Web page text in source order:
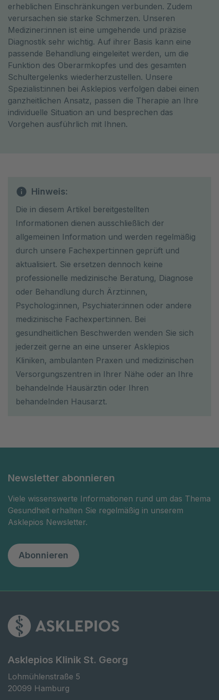
erheblichen Einschränkungen verbunden. Zudem
verursachen sie starke Schmerzen. Unseren
Mediziner:innen ist eine umgehende und präzise
Diagnostik sehr wichtig. Auf ihrer Basis kann eine
passende Behandlung eingeleitet werden, um die
Funktion des Oberarmkopfes und des gesamten
Schultergelenks wiederherzustellen. Unsere
Spezialist:innen bei Asklepios verfolgen dabei einen
ganzheitlichen Ansatz, passen die Therapie an Ihre
individuelle Situation an und besprechen das
Vorgehen ausführlich mit Ihnen.
Hinweis:
Die in diesem Artikel bereitgestellten
Informationen dienen ausschließlich der
allgemeinen Information und werden regelmäßig
durch unsere Fachexpert:innen geprüft und
aktualisiert. Sie ersetzen dennoch keine
professionelle medizinische Beratung, Diagnose
oder Behandlung durch Ärzt:innen,
Psycholog:innen, Psychiater:innen oder andere
medizinische Fachexpert:innen. Bei
gesundheitlichen Beschwerden wenden Sie sich
jederzeit gerne an eine unserer Asklepios
Kliniken, ambulanten Praxen und medizinischen
Versorgungszentren in Ihrer Nähe oder an Ihre
behandelnde Hausärztin oder Ihren
behandelnden Hausarzt.
Newsletter abonnieren
Viele wissenswerte Informationen rund um das Thema
Gesundheit erhalten Sie regelmäßig in unserem
Asklepios Newsletter.
Abonnieren
Asklepios Klinik St. Georg
Lohmühlenstraße 5
20099 Hamburg